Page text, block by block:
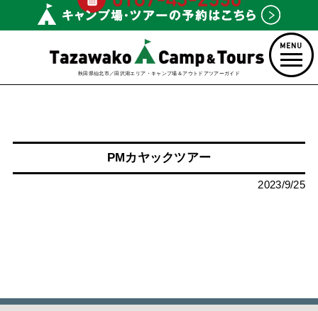
秋田県仙北市／田沢湖エリア・キャンプ場＆アウトドアツアーガイド
PMカヤックツアー
2023/9/25